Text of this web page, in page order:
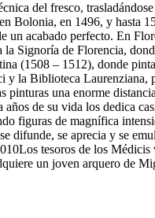
del fresco,
en 1496, y hasta
un acabado perfecto. En
Signoría de Florencia,
(1508 – 1512), donde
la Biblioteca
una enorme
de su vida los dedica
figuras de magnífica
difunde, se aprecia y se
tesoros de los Médicis
un joven arquero de